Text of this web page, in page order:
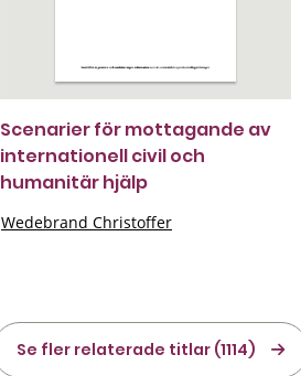
Scenarier för mottagande av
internationell civil och
humanitär hjälp
Wedebrand Christoffer
Se fler relaterade titlar (1114)